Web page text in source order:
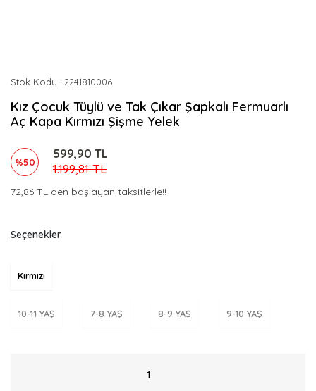
Stok Kodu 2241810006
Kız Çocuk Tüylü ve Tak Çıkar Şapkalı Fermuarlı
Aç Kapa Kırmızı Şişme Yelek
%50
599,90 TL
1.199,81 TL
72,86 TL den başlayan taksitlerle!!
Seçenekler
Kırmızı
10-11 YAŞ 7-8 YAŞ 8-9 YAŞ 9-10 YAŞ